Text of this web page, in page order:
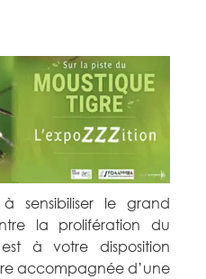
sensibiliser le grand
la prolifération du
à votre disposition
accompagnée d’une